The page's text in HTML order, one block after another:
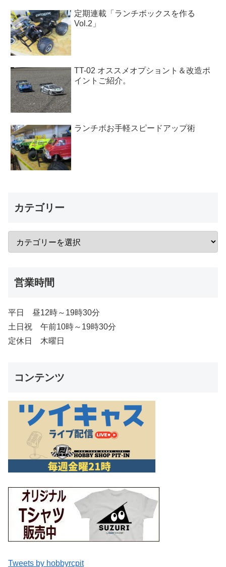
定期連載「ランチボックスを作る
Vol.2」
TT-02 オススメオプショント＆改造ポ
イントご紹介。
ランチボお手軽スピードアップ術
カテゴリー
営業時間
平日 昼12時～19時30分
土日祝 午前10時～19時30分
定休日 木曜日
コンテンツ
Tweets by hobbyrcpit